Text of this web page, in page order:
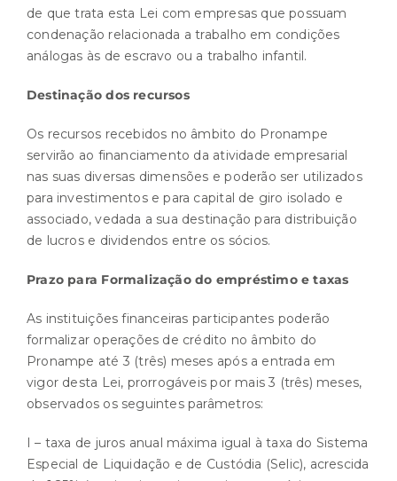
de que trata esta Lei com empresas que possuam
condenação relacionada a trabalho em condições
análogas às de escravo ou a trabalho infantil.
Destinação dos recursos
Os recursos recebidos no âmbito do Pronampe
servirão ao financiamento da atividade empresarial
nas suas diversas dimensões e poderão ser utilizados
para investimentos e para capital de giro isolado e
associado, vedada a sua destinação para distribuição
de lucros e dividendos entre os sócios.
Prazo para Formalização do empréstimo e taxas
As instituições financeiras participantes poderão
formalizar operações de crédito no âmbito do
Pronampe até 3 (três) meses após a entrada em
vigor desta Lei, prorrogáveis por mais 3 (três) meses,
observados os seguintes parâmetros:
I – taxa de juros anual máxima igual à taxa do Sistema
Especial de Liquidação e de Custódia (Selic), acrescida